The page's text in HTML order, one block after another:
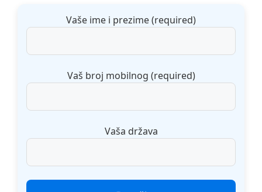
Vaše ime i prezime (required)
Vaš broj mobilnog (required)
Vaša država